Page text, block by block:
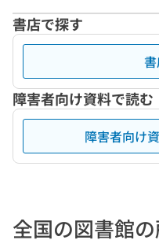
書店で探す
障害者向け資料で読む
障害者向け
全国の図書館